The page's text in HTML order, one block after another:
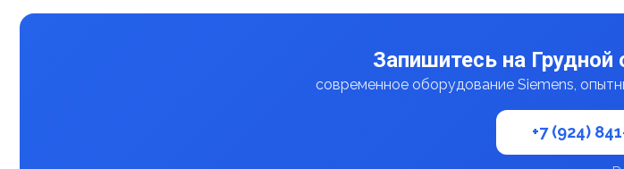
Запишитесь на Грудной
современное оборудование Siemens,
+7 (924)